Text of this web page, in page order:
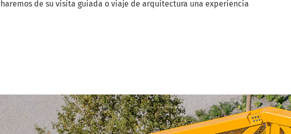
de su visita guiada o viaje de arquitectura una experiencia